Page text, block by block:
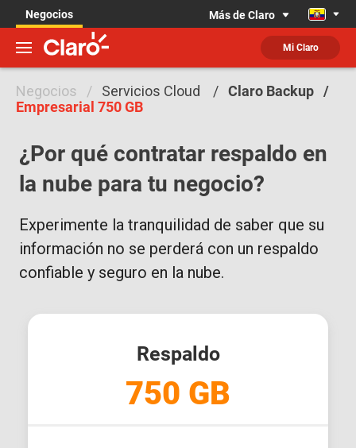
Negocios Más de Claro
Mi Claro
Negocios Servicios Cloud
Claro Backup
Empresarial 750 GB
¿Por qué contratar respaldo en
la nube para tu negocio?
Experimente la tranquilidad de saber que su
información no se perderá con un respaldo
confiable y seguro en la nube.
Respaldo
750 GB